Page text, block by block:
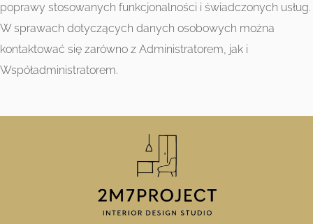
poprawy stosowanych funkcjonalności i świadczonych usług.
W sprawach dotyczących danych osobowych można
kontaktować się zarówno z Administratorem, jak i
Współadministratorem.